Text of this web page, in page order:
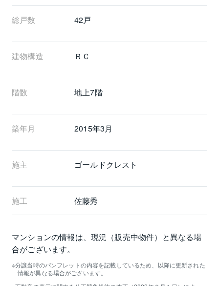
フォルム大井町サウステラスは、京急本線立会川駅か
ら徒歩6分です。コンビニエンスストアも徒歩1分圏内
総戸数 42戸
建物構造 ＲＣ
階数 地上7階
築年月 2015年3月
施主 ゴールドクレスト
施工 佐藤秀
マンションの情報は、現況（販売中物件）と異なる場
合がございます。
分譲当時のパンフレットの内容を記載しているため、以降に更新された
情報が異なる場合がございます。